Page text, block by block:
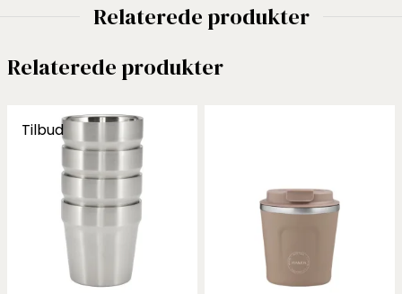
Relaterede produkter
Relaterede produkter
Tilbud